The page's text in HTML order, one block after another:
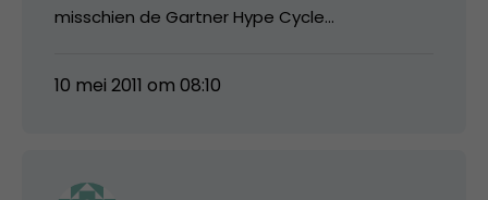
misschien de Gartner Hype Cycle…
10 mei 2011 om 08:10